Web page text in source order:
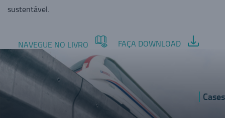
sustentável.
NAVEGUE NO LIVRO FAÇA DOWNLOAD
Cases